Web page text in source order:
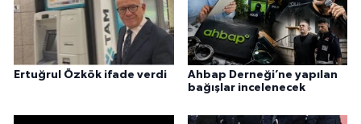
Ertuğrul Özkök ifade verdi
Ahbap Derneği’ne yapılan
bağışlar incelenecek